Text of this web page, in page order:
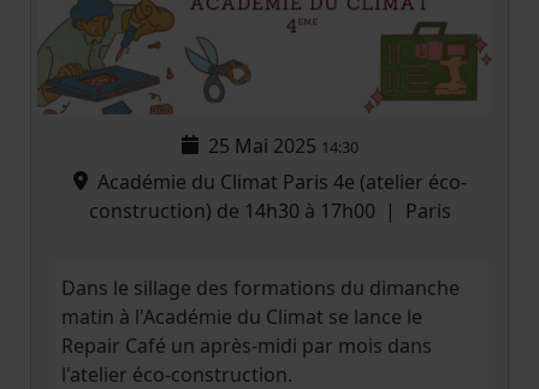
25 Mai 2025 14:30
Académie du Climat Paris 4e (atelier éco-
construction) de 14h30 à 17h00 | Paris
Dans le sillage des formations du dimanche
matin à l'Académie du Climat se lance le
Repair Café un après-midi par mois dans
l'atelier éco-construction.